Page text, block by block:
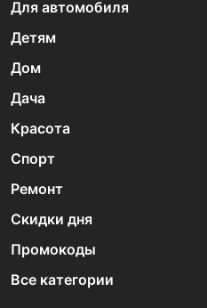
Для автомобиля
Детям
Дом
Дача
Красота
Спорт
Ремонт
Скидки дня
Промокоды
Все категории